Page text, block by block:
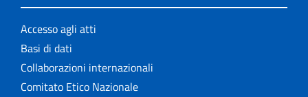
Accesso agli atti
Basi di dati
Collaborazioni internazionali
Comitato Etico Nazionale